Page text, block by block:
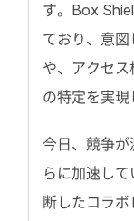
す。Box
ており、意
や、アクセ
の特定を実現
今日、競争
らに加速し
断したコラ